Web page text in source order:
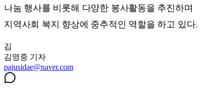
나눔 행사를 비롯해 다양한 봉사활동을 추진하며
지역사회 복지 향상에 중추적인 역할을 하고 있다.
김
김영중 기자
pajusidae@naver.com